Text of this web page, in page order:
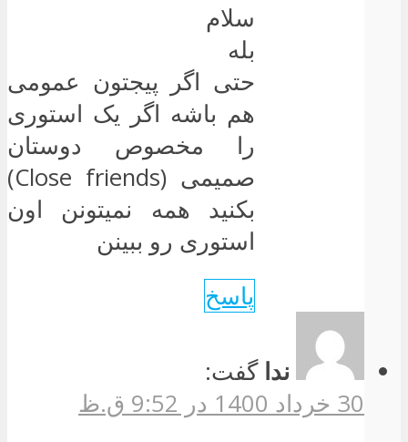
سلام
بله
حتی اگر پیجتون عمومی
هم باشه اگر یک استوری
را مخصوص دوستان
صمیمی (Close friends)
بکنید همه نمیتونن اون
استوری رو ببینن
پاسخ
ندا گفت:
30 خرداد 1400 در 9:52 ق.ظ